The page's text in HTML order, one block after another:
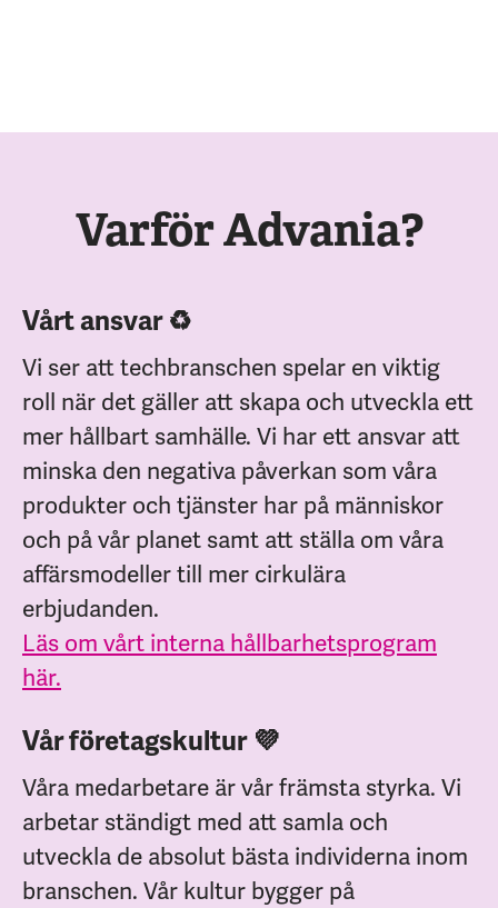
Varför Advania?
Vårt ansvar ♻️
Vi ser att techbranschen spelar en viktig
roll när det gäller att skapa och utveckla ett
mer hållbart samhälle. Vi har ett ansvar att
minska den negativa påverkan som våra
produkter och tjänster har på människor
och på vår planet samt att ställa om våra
affärsmodeller till mer cirkulära
erbjudanden.
Läs om vårt interna hållbarhetsprogram
här.
Vår företagskultur 💜
Våra medarbetare är vår främsta styrka. Vi
arbetar ständigt med att samla och
utveckla de absolut bästa individerna inom
branschen. Vår kultur bygger på